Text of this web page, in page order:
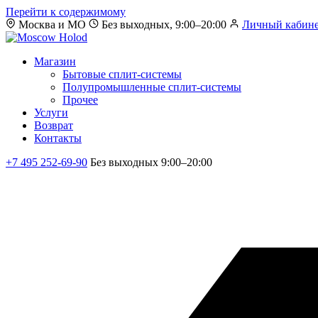
Перейти к содержимому
Москва и МО
Без выходных, 9:00–20:00 Личный
Магазин
Бытовые сплит-системы
Полупромышленные сплит-системы
Прочее
Услуги
Возврат
Контакты
+7 495 252-69-90 Без выходных 9:00–20:00